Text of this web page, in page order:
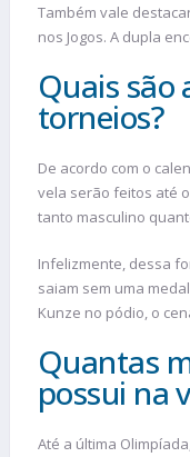
Também vale
nos Jogos. A dupla
Quais são
torneios?
De acordo com o
vela serão feitos até
tanto masculino
Infelizmente, dessa
saiam sem uma
Kunze no pódio, o
Quantas
possui na
Até a última